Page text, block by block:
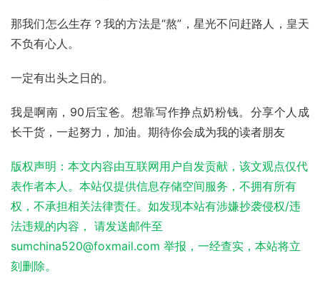
那我们怎么生存？我的方法是“熬”，星光不问赶路人，皇天
不负有心人。
一定有出头之日的。
我是啊南，90后宝爸。想靠写作挣点奶粉钱。分享个人成
长干货，一起努力，加油。期待你会成为我的读者朋友
版权声明：本文内容由互联网用户自发贡献，该文观点仅代
表作者本人。本站仅提供信息存储空间服务，不拥有所有
权，不承担相关法律责任。如发现本站有涉嫌抄袭侵权/违
法违规的内容， 请发送邮件至
sumchina520@foxmail.com 举报，一经查实，本站将立
刻删除。